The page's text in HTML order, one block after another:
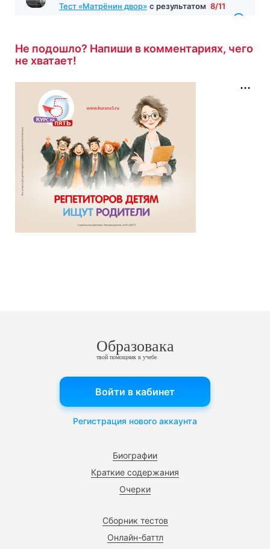
Тест на тему «Издание Судебника Ивана 3»
Не подошло? Напиши в комментариях, чего
не хватает!
Образовака
твой помощник в учебе
Биографии
Краткие содержания
Очерки
Сборник тестов
Онлайн-баттл
Войти в кабинет
Регистрация нового аккаунта